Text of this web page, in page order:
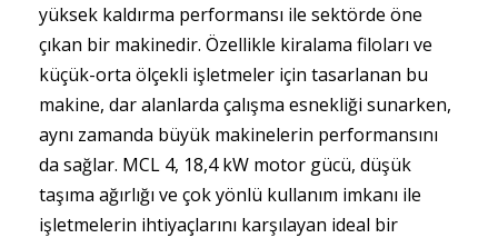
yüksek kaldırma performansı ile sektörde öne
çıkan bir makinedir. Özellikle kiralama filoları ve
küçük-orta ölçekli işletmeler için tasarlanan bu
makine, dar alanlarda çalışma esnekliği sunarken,
aynı zamanda büyük makinelerin performansını
da sağlar. MCL 4, 18,4 kW motor gücü, düşük
taşıma ağırlığı ve çok yönlü kullanım imkanı ile
işletmelerin ihtiyaçlarını karşılayan ideal bir